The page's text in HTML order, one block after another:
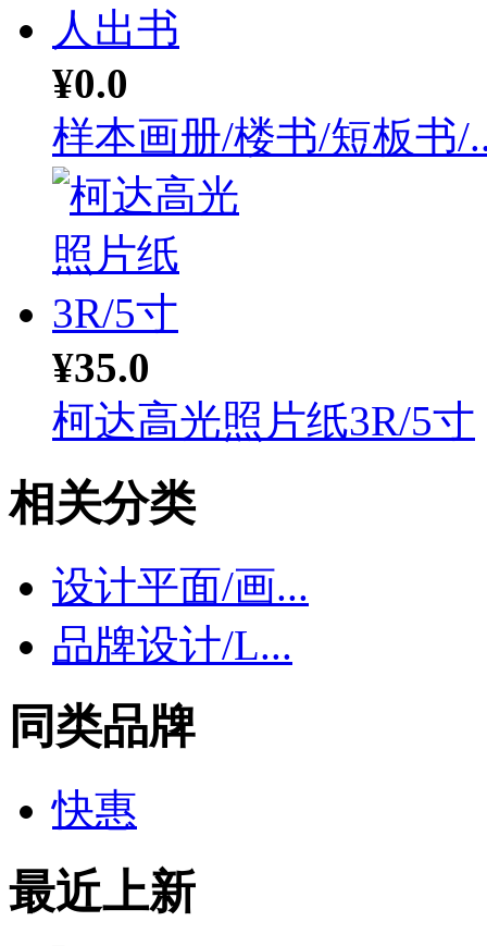
¥0.0
样本画册/楼书/短板书/
¥35.0
柯达高光照片纸3R/5寸
相关分类
设计平面/画...
品牌设计/L...
同类品牌
快惠
最近上新